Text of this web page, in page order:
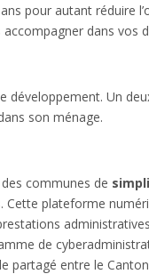
pour autant réduire
dans vos
développement. Un
son ménage.
communes de
plateforme
de
partagé entre le